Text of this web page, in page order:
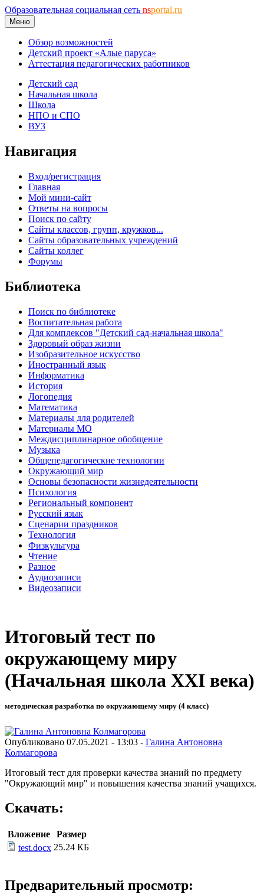
Образовательная социальная сеть nsportal.ru
Меню
Обзор возможностей
Детский проект «Алые паруса»
Аттестация педагогических работников
Детский сад
Начальная школа
Школа
НПО и СПО
ВУЗ
Навигация
Вход/регистрация
Главная
Мой мини-сайт
Ответы на вопросы
Поиск по сайту
Сайты классов, групп, кружков...
Сайты образовательных учреждений
Сайты коллег
Форумы
Библиотека
Поиск по библиотеке
Воспитательная работа
Для комплексов "Детский сад-начальная школа"
Здоровый образ жизни
Изобразительное искусство
Иностранный язык
Информатика
История
Логопедия
Математика
Материалы для родителей
Материалы МО
Междисциплинарное обобщение
Музыка
Общепедагогические технологии
Окружающий мир
Основы безопасности жизнедеятельности
Психология
Региональный компонент
Русский язык
Сценарии праздников
Технология
Физкультура
Чтение
Разное
Аудиозаписи
Видеозаписи
Итоговый тест по
окружающему миру
(Начальная школа XXI века)
методическая разработка по окружающему миру (4 класс)
Опубликовано 07.05.2021 - 13:03 - Галина Антоновна
Колмагорова
Итоговый тест для проверки качества знаний по предмету
"Окружающий мир" и повышения качества знаний учащихся.
Скачать:
Вложение
Размер
test.docx 25.24 КБ
Предварительный просмотр: